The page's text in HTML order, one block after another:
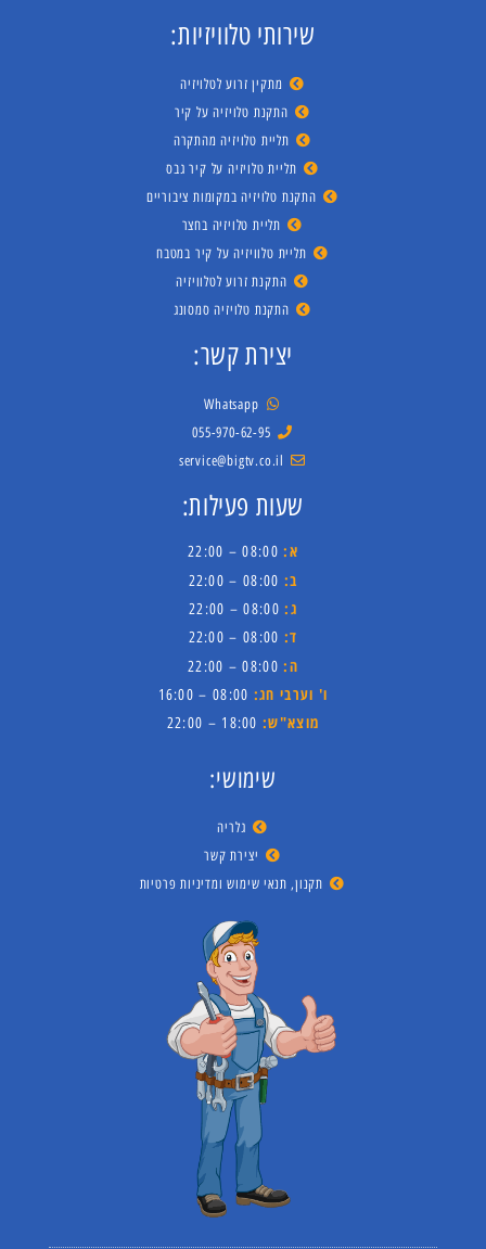
שירותי טלוויזיות:
מתקין זרוע לטלויזיה
התקנת טלויזיה על קיר
תליית טלויזיה מהתקרה
תליית טלויזיה על קיר גבס
התקנת טלויזיה במקומות ציבוריים
תליית טלויזיה בחצר
תליית טלוויזיה על קיר במטבח
התקנת זרוע לטלוויזיה
התקנת טלויזיה סמסונג
יצירת קשר:
Whatsapp
055-970-62-95
service@bigtv.co.il
שעות פעילות:
א:08:00 – 22:00
ב:
ג:08:00 – 22:00
ד:
ה:08:00 – 22:00
ו' וערבי חג:
מוצא"ש:18:00 – 22:00
שימושי:
גלריה
יצירת קשר
תקנון, תנאי שימוש ומדיניות פרטיות